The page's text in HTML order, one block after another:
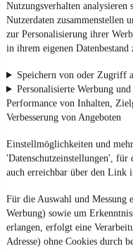
Nutzungsverhalten analysieren
Nutzerdaten zusammenstellen
zur Personalisierung ihrer
in ihrem eigenen
Speichern von oder Zugriff
Personalisierte Werbung
Performance von Inhalten,
Verbesserung von Angeboten
Einstellmöglichkeiten und
'Datenschutzeinstellungen',
auch erreichbar über den Link
Für die Auswahl und Messung
Werbung) sowie um
erlangen, erfolgt eine
Adresse) ohne Cookies durch
Impressum
AGB
Vertrag widerrufen
Datenschutz
Datenschutzeinstellungen
Erklärung zur
Weitere Fahrzeuge